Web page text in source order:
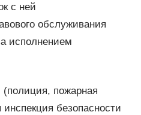
с ней
обслуживания
исполнением
(полиция, пожарная
безопасности